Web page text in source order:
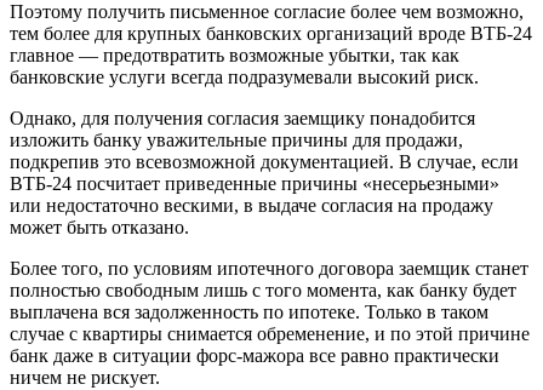
Поэтому получить письменное согласие более чем возможно,
тем более для крупных банковских организаций вроде ВТБ-24
главное — предотвратить возможные убытки, так как
банковские услуги всегда подразумевали высокий риск.
Однако, для получения согласия заемщику понадобится
изложить банку уважительные причины для продажи,
подкрепив это всевозможной документацией. В случае, если
ВТБ-24 посчитает приведенные причины «несерьезными»
или недостаточно вескими, в выдаче согласия на продажу
может быть отказано.
Более того, по условиям ипотечного договора заемщик станет
полностью свободным лишь с того момента, как банку будет
выплачена вся задолженность по ипотеке. Только в таком
случае с квартиры снимается обременение, и по этой причине
банк даже в ситуации форс-мажора все равно практически
ничем не рискует.